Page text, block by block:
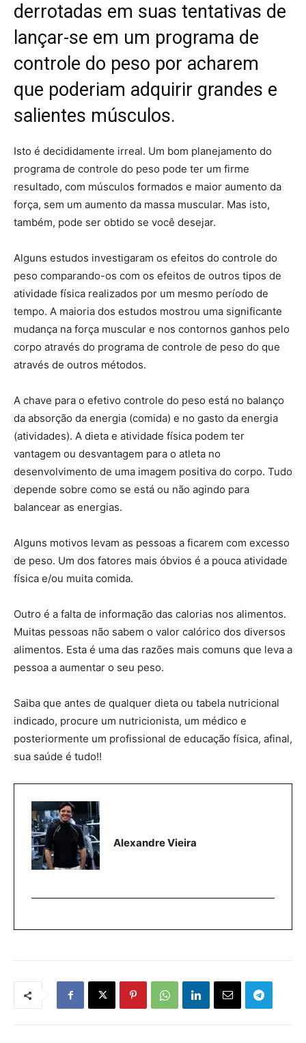
derrotadas em suas tentativas de
lançar-se em um programa de
controle do peso por acharem
que poderiam adquirir grandes e
salientes músculos.
Isto é decididamente irreal. Um bom planejamento do
programa de controle do peso pode ter um firme
resultado, com músculos formados e maior aumento da
força, sem um aumento da massa muscular. Mas isto,
também, pode ser obtido se você desejar.
Alguns estudos investigaram os efeitos do controle do
peso comparando-os com os efeitos de outros tipos de
atividade física realizados por um mesmo período de
tempo. A maioria dos estudos mostrou uma significante
mudança na força muscular e nos contornos ganhos pelo
corpo através do programa de controle de peso do que
através de outros métodos.
A chave para o efetivo controle do peso está no balanço
da absorção da energia (comida) e no gasto da energia
(atividades). A dieta e atividade física podem ter
vantagem ou desvantagem para o atleta no
desenvolvimento de uma imagem positiva do corpo. Tudo
depende sobre como se está ou não agindo para
balancear as energias.
Alguns motivos levam as pessoas a ficarem com excesso
de peso. Um dos fatores mais óbvios é a pouca atividade
física e/ou muita comida.
Outro é a falta de informação das calorias nos alimentos.
Muitas pessoas não sabem o valor calórico dos diversos
alimentos. Esta é uma das razões mais comuns que leva a
pessoa a aumentar o seu peso.
Saiba que antes de qualquer dieta ou tabela nutricional
indicado, procure um nutricionista, um médico e
posteriormente um profissional de educação física, afinal,
sua saúde é tudo!!
Alexandre Vieira